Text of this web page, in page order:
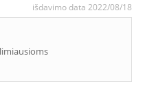
išdavimo data 2022/08/18